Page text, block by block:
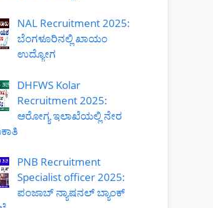
NAL Recruitment 2025:
ಬೆಂಗಳೂರಿನಲ್ಲಿ ಖಾಯಂ
ಉದ್ಯೋಗ
DHFWS Kolar
Recruitment 2025:
ಆರೋಗ್ಯ ಇಲಾಖೆಯಲ್ಲಿ ನೇರ
PNB Recruitment
Specialist officer 2025:
ಪಂಜಾಬ್ ನ್ಯಾಷನಲ್ ಬ್ಯಾಂಕ್